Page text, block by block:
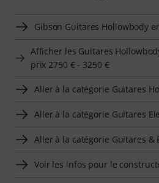
Gibson Guitares Hollowbody
Afficher les Guitares
prix 2750 € - 3250 €
Aller à la catégorie Guitares
Aller à la catégorie Guitares
Aller à la catégorie Guitares &
Voir les infos pour le